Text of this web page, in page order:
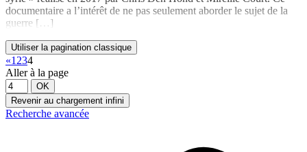
documentaire a l’intérêt de ne pas seulement aborder le sujet de la
guerre […]
Utiliser la pagination classique
«1 234
Aller à la page
OK
Revenir au chargement infini
Recherche avancée